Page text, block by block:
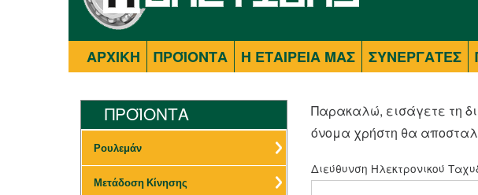
ΑΡΧΙΚΗ ΠΡΟΪΟΝΤΑ Η ΕΤΑΙΡΕΙΑ ΜΑΣ ΣΥΝΕΡΓΑΤΕΣ
Παρακαλώ, εισάγετε τη
όνομα χρήστη θα
Διεύθυνση Ηλεκτρονικού
ΠΡΟΪΟΝΤΑ
Ρουλεμάν
Μετάδοση Κίνησης